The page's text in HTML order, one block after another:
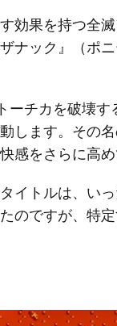
効果を持つ全
ナック』（ポ
チカを破壊す
します。その
感をさらに高め
イトルは、い
ですが、特